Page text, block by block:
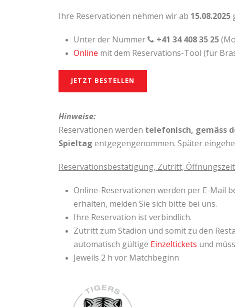
Ihre Reservationen nehmen wir ab 15.08.2025
Unter der Nummer +41 34 408 35 25
Online mit dem Reservations-Tool (für
JETZT BESTELLEN
Hinweise:
Reservationen werden telefonisch, gemäss
Spieltag entgegengenommen. Später
Reservationsbestätigung, Zutritt,
Online-Reservationen werden per E-Mail
erhalten, melden Sie sich bitte bei uns.
Ihre Reservation ist verbindlich.
Zutritt zum Stadion und somit zu den
automatisch gültige Einzeltickets und
Jeweils 2 h vor Matchbeginn